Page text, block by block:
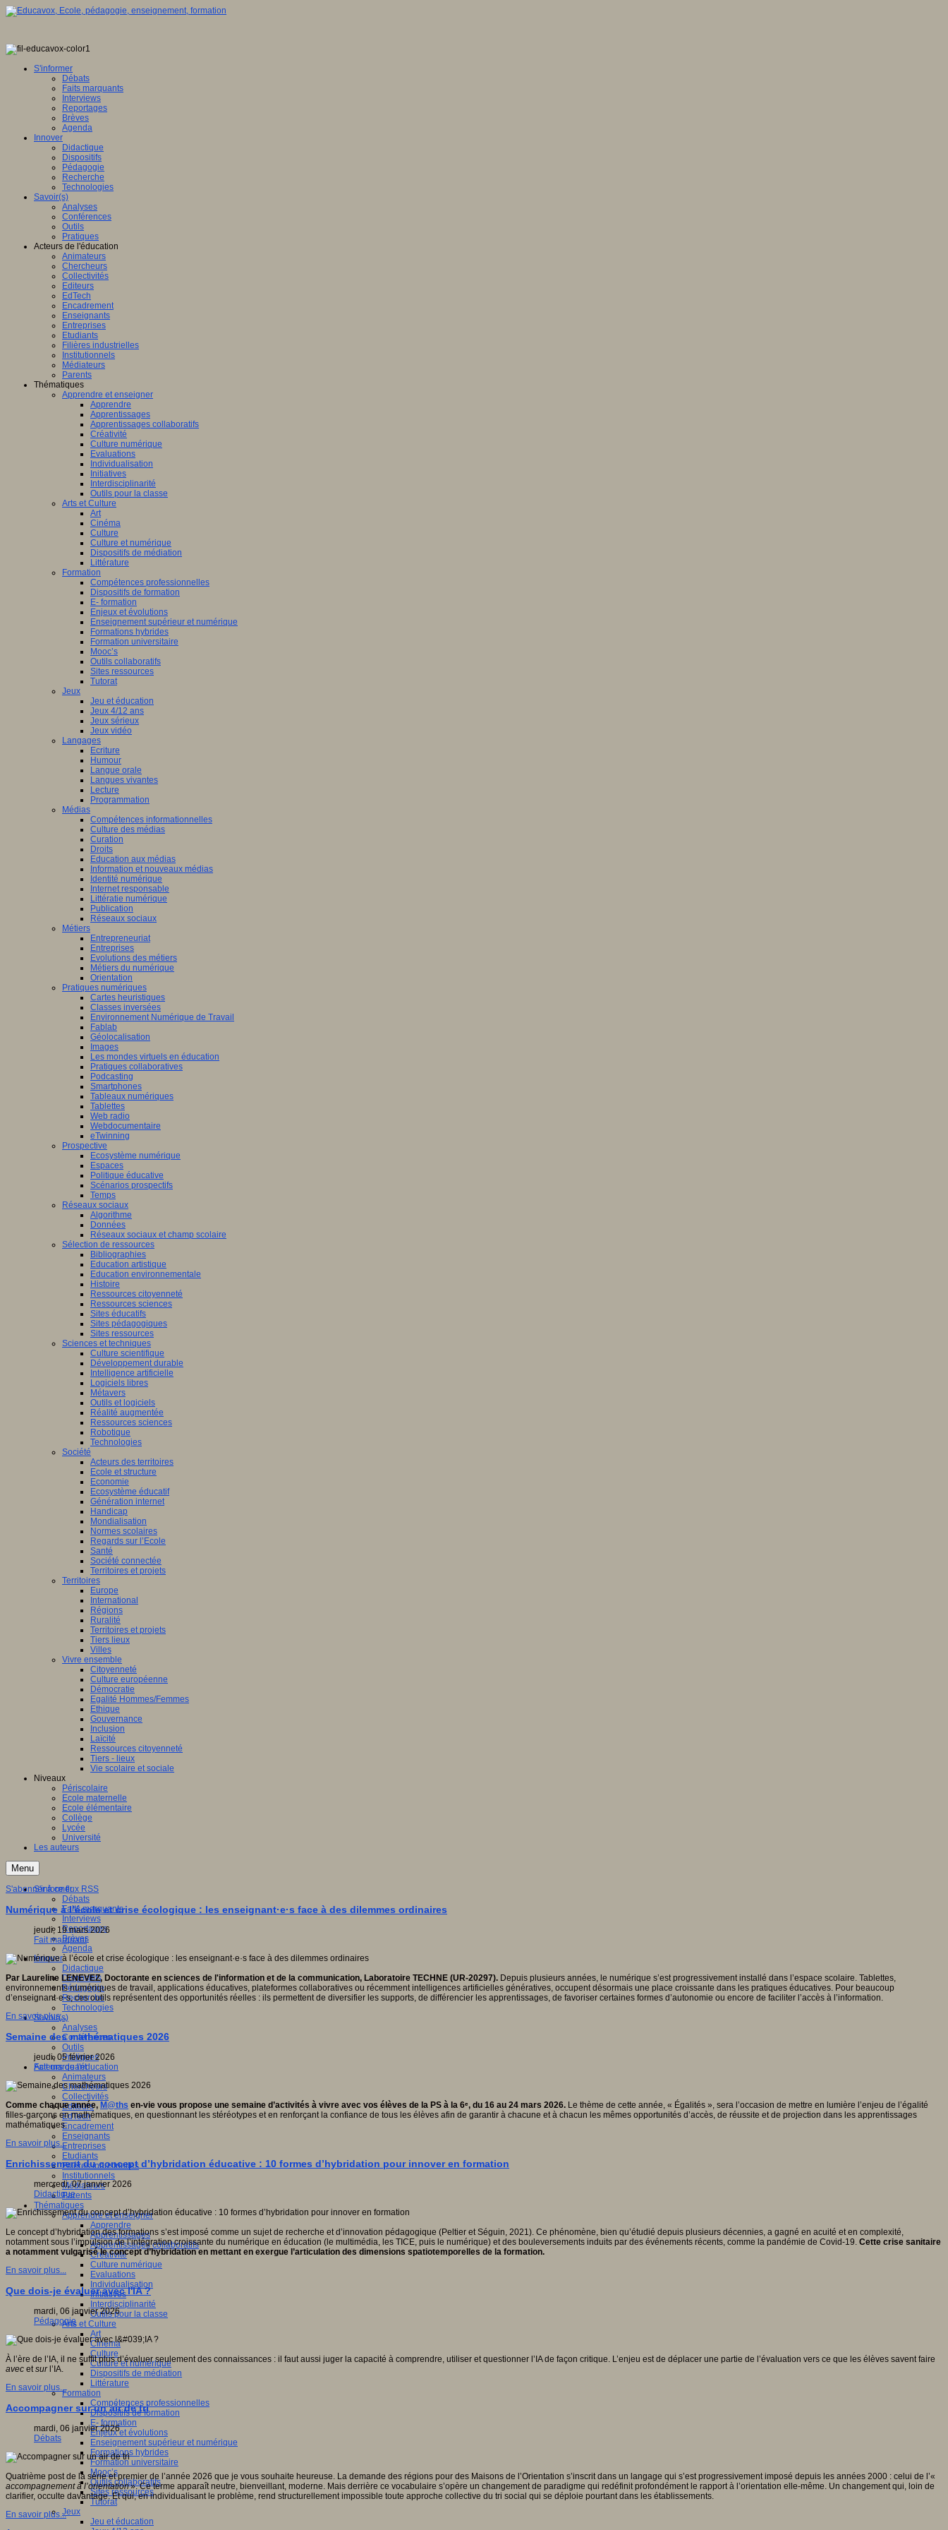
S'informer
Débats
Faits marquants
Interviews
Reportages
Brèves
Agenda
Innover
Didactique
Dispositifs
Pédagogie
Recherche
Technologies
Savoir(s)
Analyses
Conférences
Outils
Pratiques
Acteurs de l'éducation
Animateurs
Chercheurs
Collectivités
Editeurs
EdTech
Encadrement
Enseignants
Entreprises
Etudiants
Filières industrielles
Institutionnels
Médiateurs
Parents
Thématiques
Apprendre et enseigner
Apprendre
Apprentissages
Apprentissages collaboratifs
Créativité
Culture numérique
Evaluations
Individualisation
Initiatives
Interdisciplinarité
Outils pour la classe
Arts et Culture
Art
Cinéma
Culture
Culture et numérique
Dispositifs de médiation
Littérature
Formation
Compétences professionnelles
Dispositifs de formation
E- formation
Enjeux et évolutions
Enseignement supérieur et numérique
Formations hybrides
Formation universitaire
Mooc’s
Outils collaboratifs
Sites ressources
Tutorat
Jeux
Jeu et éducation
Jeux 4/12 ans
Jeux sérieux
Jeux vidéo
Langages
Ecriture
Humour
Langue orale
Langues vivantes
Lecture
Programmation
Médias
Compétences informationnelles
Culture des médias
Curation
Droits
Education aux médias
Information et nouveaux médias
Identité numérique
Internet responsable
Littératie numérique
Publication
Réseaux sociaux
Métiers
Entrepreneuriat
Entreprises
Evolutions des métiers
Métiers du numérique
Orientation
Pratiques numériques
Cartes heuristiques
Classes inversées
Environnement Numérique de Travail
Fablab
Géolocalisation
Images
Les mondes virtuels en éducation
Pratiques collaboratives
Podcasting
Smartphones
Tableaux numériques
Tablettes
Web radio
Webdocumentaire
eTwinning
Prospective
Ecosystème numérique
Espaces
Politique éducative
Scénarios prospectifs
Temps
Réseaux sociaux
Algorithme
Données
Réseaux sociaux et champ scolaire
Sélection de ressources
Bibliographies
Education artistique
Education environnementale
Histoire
Ressources citoyenneté
Ressources sciences
Sites éducatifs
Sites pédagogiques
Sites ressources
Sciences et techniques
Culture scientifique
Développement durable
Intelligence artificielle
Logiciels libres
Métavers
Outils et logiciels
Réalité augmentée
Ressources sciences
Robotique
Technologies
Société
Acteurs des territoires
Ecole et structure
Economie
Ecosystème éducatif
Génération internet
Handicap
Mondialisation
Normes scolaires
Regards sur l’Ecole
Santé
Société connectée
Territoires et projets
Territoires
Europe
International
Régions
Ruralité
Territoires et projets
Tiers lieux
Villes
Vivre ensemble
Citoyenneté
Culture européenne
Démocratie
Egalité Hommes/Femmes
Ethique
Gouvernance
Inclusion
Laïcité
Ressources citoyenneté
Tiers - lieux
Vie scolaire et sociale
Niveaux
Périscolaire
Ecole maternelle
Ecole élémentaire
Collège
Lycée
Université
Les auteurs
Menu
S'informer
Débats
Faits marquants
Interviews
Reportages
Brèves
Agenda
Innover
Didactique
Dispositifs
Pédagogie
Recherche
Technologies
Savoir(s)
Analyses
Conférences
Outils
Pratiques
Acteurs de l'éducation
Animateurs
Chercheurs
Collectivités
Editeurs
EdTech
Encadrement
Enseignants
Entreprises
Etudiants
Filières industrielles
Institutionnels
Médiateurs
Parents
Thématiques
Apprendre et enseigner
Apprendre
Apprentissages
Apprentissages collaboratifs
Créativité
Culture numérique
Evaluations
Individualisation
Initiatives
Interdisciplinarité
Outils pour la classe
Arts et Culture
Art
Cinéma
Culture
Culture et numérique
Dispositifs de médiation
Littérature
Formation
Compétences professionnelles
Dispositifs de formation
E- formation
Enjeux et évolutions
Enseignement supérieur et numérique
Formations hybrides
Formation universitaire
Mooc’s
Outils collaboratifs
Sites ressources
Tutorat
Jeux
Jeu et éducation
S'abonner à ce flux RSS
Numérique à l’école et crise écologique : les enseignant·e·s face à des dilemmes ordinaires
jeudi, 19 mars 2026
Fait marquant
Par Laureline LENEVEZ, Doctorante en sciences de l'information et de la communication, Laboratoire TECHNE (UR-20297). Depuis plusieurs années, le numérique s’est progressivement installé dans l’espace scolaire. Tablettes,
environnements numériques de travail, applications éducatives, plateformes collaboratives ou récemment intelligences artificielles génératives, occupent désormais une place croissante dans les pratiques éducatives. Pour beaucoup
d’enseignant·e·s, ces outils représentent des opportunités réelles : ils permettent de diversifier les supports, de différencier les apprentissages, de favoriser certaines formes d’autonomie ou encore de faciliter l’accès à l’information.
En savoir plus...
Semaine des mathématiques 2026
jeudi, 05 février 2026
Fait marquant
Comme chaque année, M@ths en-vie vous propose une semaine d’activités à vivre avec vos élèves de la PS à la 6ᵉ, du 16 au 24 mars 2026. Le thème de cette année, « Égalités », sera l’occasion de mettre en lumière l’enjeu de l’égalité
filles-garçons en mathématiques, en questionnant les stéréotypes et en renforçant la confiance de tous les élèves afin de garantir à chacune et à chacun les mêmes opportunités d’accès, de réussite et de projection dans les apprentissages
mathématiques.
En savoir plus...
Enrichissement du concept d’hybridation éducative : 10 formes d’hybridation pour innover en formation
mercredi, 07 janvier 2026
Didactique
Le concept d’hybridation des formations s’est imposé comme un sujet de recherche et d’innovation pédagogique (Peltier et Séguin, 2021). Ce phénomène, bien qu’étudié depuis plusieurs décennies, a gagné en acuité et en complexité,
notamment sous l’impulsion de l’intégration croissante du numérique en éducation (le multimédia, les TICE, puis le numérique) et des bouleversements induits par des événements récents, comme la pandémie de Covid-19. Cette crise sanitaire
a notamment vulgarisé le concept d’hybridation en mettant en exergue l’articulation des dimensions spatiotemporelles de la formation.
En savoir plus...
Que dois-je évaluer avec l'IA ?
mardi, 06 janvier 2026
Pédagogie
À l’ère de l’IA, il ne suffit plus d’évaluer seulement des connaissances : il faut aussi juger la capacité à comprendre, utiliser et questionner l’IA de façon critique. L’enjeu est de déplacer une partie de l’évaluation vers ce que les élèves savent faire
avec etsurl’IA.
En savoir plus...
Accompagner sur un air de tri
mardi, 06 janvier 2026
Débats
Quatrième post de la série et premier de l’année 2026 que je vous souhaite heureuse. La demande des régions pour des Maisons de l’Orientation s’inscrit dans un langage qui s’est progressivement imposé depuis les années 2000 : celui de l’«
accompagnement à l’orientation». Ce terme apparaît neutre, bienveillant, moderne. Mais derrière ce vocabulaire s’opère un changement de paradigme qui redéfinit profondément le rapport à l’orientation elle-même. Un changement qui, loin de
clarifier, occulte davantage. Et qui, en individualisant le problème, rend structurellement impossible toute approche collective du tri social qui se déploie pourtant dans les établissements.
En savoir plus...